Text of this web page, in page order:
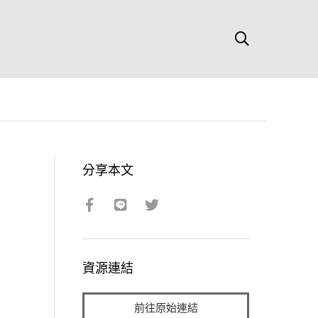
分享本文
資源連結
前往原始連結